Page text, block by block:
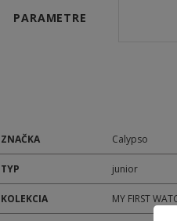
PARAMETRE
ZNAČKA Calypso
TYP junior
KOLEKCIA MY FIRST